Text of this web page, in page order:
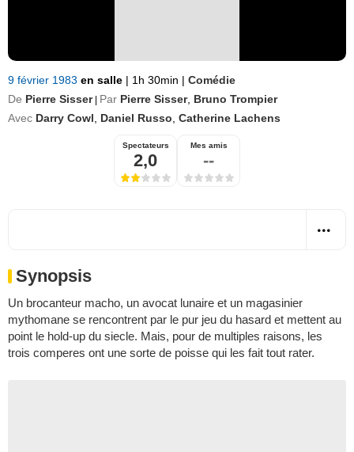
9 février 1983 en salle | 1h 30min | Comédie
De Pierre Sisser Par Pierre Sisser, Bruno Trompier
Avec Darry Cowl Daniel Russo Catherine Lachens
Spectateurs
2,0
Mes amis
--
Synopsis
Un brocanteur macho, un avocat lunaire et un magasinier
mythomane se rencontrent par le pur jeu du hasard et mettent au
point le hold-up du siecle. Mais, pour de multiples raisons, les
trois comperes ont une sorte de poisse qui les fait tout rater.